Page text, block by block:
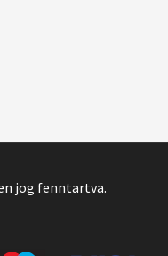
jog fenntartva.